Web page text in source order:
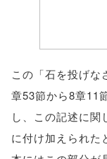
この「石を投げな
章53節から8章11
し、この記述に関
に付け加えられた